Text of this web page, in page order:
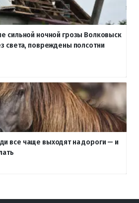
сильной ночной грозы Волковыск
света, повреждены полсотни
все чаще выходят на дороги — и